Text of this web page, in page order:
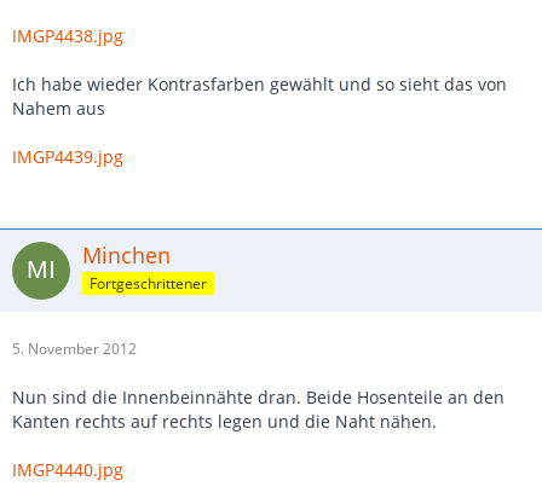
IMGP4438.jpg
Ich habe wieder Kontrasfarben gewählt und so sieht das von
Nahem aus
IMGP4439.jpg
Minchen
Fortgeschrittener
5. November 2012
Nun sind die Innenbeinnähte dran. Beide Hosenteile an den
Kanten rechts auf rechts legen und die Naht nähen.
IMGP4440.jpg